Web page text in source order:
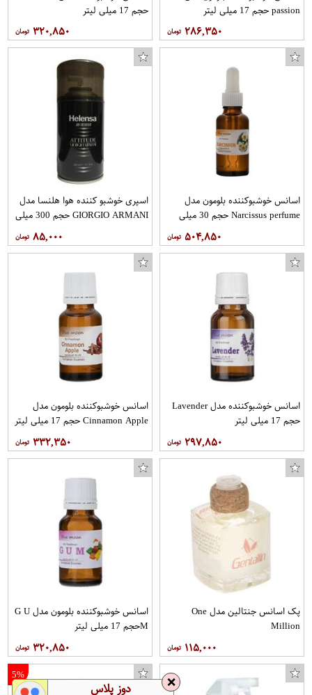
passion حجم 17 میلی لیتر
۲۸۶,۳۵۰
حجم 17 میلی لیتر
۳۲۰,۸۵۰
اسانس خوشبوکننده بلومون مدل
Narcissus perfume حجم 30 میلی
۵۰۴,۸۵۰
اسپری خوشبو کننده هوا هلنسا مدل
GIORGIO ARMANI حجم 300 میلی
۸۵,۰۰۰
اسانس خوشبوکننده مدل Lavender
حجم 17 میلی لیتر
۲۹۷,۸۵۰
اسانس خوشبوکننده بلومون مدل
Cinnamon Apple حجم 17 میلی لیتر
۳۳۲,۳۵۰
پک اسانس جنتالین مدل One
Million
۱۱۵,۰۰۰
اسانس خوشبوکننده بلومون مدل G U
Mحجم 17 میلی لیتر
۳۲۰,۸۵۰
5% ❌ دوز پلاس